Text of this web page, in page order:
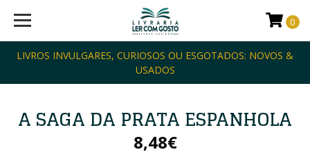
LIVROS INVULGARES, CURIOSOS OU ESGOTADOS: NOVOS &
USADOS
0
A SAGA DA PRATA ESPANHOLA
8,48€